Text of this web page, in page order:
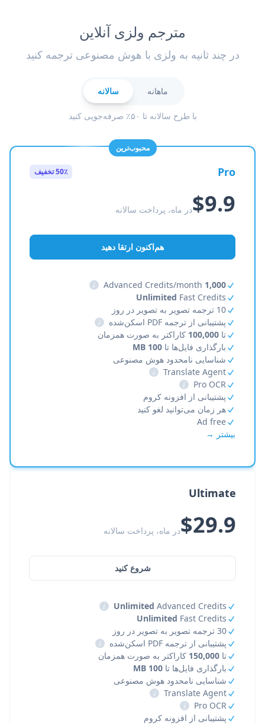
مترجم ولزی آنلاین
در چند ثانیه به ولزی با هوش مصنوعی ترجمه کنید
ماهانه سالانه
با طرح سالانه تا ۵۰٪ صرفه‌جویی کنید
محبوب‌ترین
Pro 50٪ تخفیف
$9.9در ماه، پرداخت سالانه
هم‌اکنون ارتقا دهید
1,000
i
Unlimited Fast Credits
10 ترجمه تصویر به تصویر در روز
پشتیبانی از ترجمه PDF اسکن‌شده
i
تا 100,000 کاراکتر به صورت همزمان
بارگذاری فایل‌ها تا 100 MB
شناسایی نامحدود هوش مصنوعی
Translate Agent
i
Pro OCR
i
پشتیبانی از افزونه کروم
هر زمان می‌توانید لغو کنید
Ad free
بیشتر →
Ultimate
$29.9در ماه، پرداخت سالانه
شروع کنید
Unlimited Advanced Credits
i
Unlimited Fast Credits
30 ترجمه تصویر به تصویر در روز
پشتیبانی از ترجمه PDF اسکن‌شده
i
تا 150,000 کاراکتر به صورت همزمان
بارگذاری فایل‌ها تا 100 MB
شناسایی نامحدود هوش مصنوعی
Translate Agent
i
Pro OCR
i
پشتیبانی از افزونه کروم